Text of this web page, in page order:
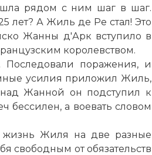
шла рядом с ним шаг в шаг.
лет? А Жиль де Ре стал! Это
Жанны д'Арк вступило в
королевством.
Последовали поражения, и
усилия приложил Жиль,
Жанной он подступил к
бессилен, а воевать словом
жизнь Жиля на две разные
свободным от обязательств